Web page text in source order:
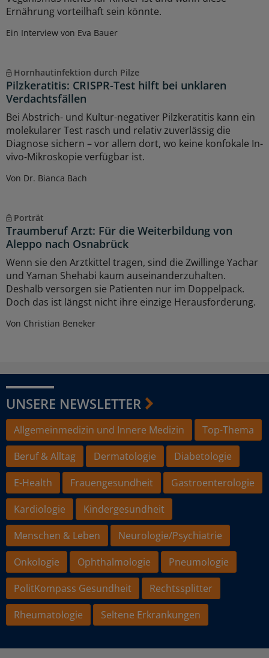
Ernährung vorteilhaft sein könnte.
Ein Interview von Eva Bauer
Hornhautinfektion durch Pilze
Pilzkeratitis: CRISPR-Test hilft bei unklaren
Verdachtsfällen
Bei Abstrich- und Kultur-negativer Pilzkeratitis kann ein
molekularer Test rasch und relativ zuverlässig die
Diagnose sichern – vor allem dort, wo keine konfokale In-
vivo-Mikroskopie verfügbar ist.
Von Dr. Bianca Bach
Porträt
Traumberuf Arzt: Für die Weiterbildung von
Aleppo nach Osnabrück
Wenn sie den Arztkittel tragen, sind die Zwillinge Yachar
und Yaman Shehabi kaum auseinanderzuhalten.
Deshalb versorgen sie Patienten nur im Doppelpack.
Doch das ist längst nicht ihre einzige Herausforderung.
Von Christian Beneker
UNSERE NEWSLETTER
Allgemeinmedizin und Innere Medizin
Top-Thema
Beruf & Alltag
Dermatologie
Diabetologie
E-Health
Frauengesundheit
Gastroenterologie
Kardiologie
Kindergesundheit
Menschen & Leben
Neurologie/Psychiatrie
Onkologie
Ophthalmologie
Pneumologie
PolitKompass Gesundheit
Rechtssplitter
Rheumatologie
Seltene Erkrankungen